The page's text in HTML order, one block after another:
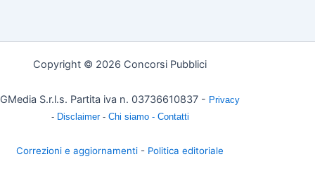
Copyright © 2026 Concorsi Pubblici
GMedia S.r.l.s. Partita iva n. 03736610837 - Privacy
- Disclaimer - Chi siamo - Contatti
Correzioni e aggiornamenti - Politica editoriale